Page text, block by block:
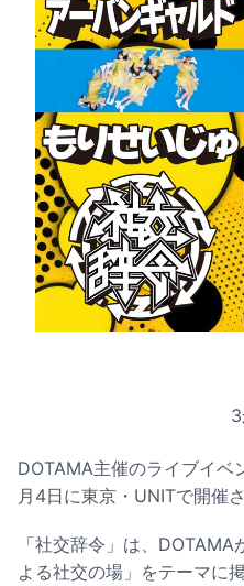
DOTAMA主催のライブイ
月4日に東京・UNITで開催さ
「社交辞令」は、
よる社交の場」をテーマに